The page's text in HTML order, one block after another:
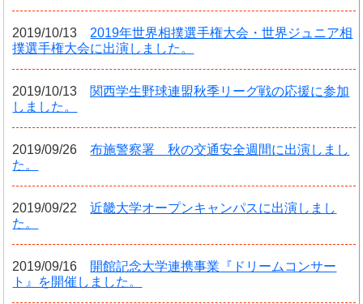
2019/10/13 2019年世界相撲選手権大会・世界ジュニア相
撲選手権大会に出演しました。
2019/10/13 関西学生野球連盟秋季リーグ戦の応援に参加
しました。
2019/09/26布施警察署 秋の交通安全週間に出演しまし
た。
2019/09/22近畿大学オープンキャンパスに出演しまし
た。
2019/09/16 開館記念大学連携事業『ドリームコンサー
ト』を開催しました。